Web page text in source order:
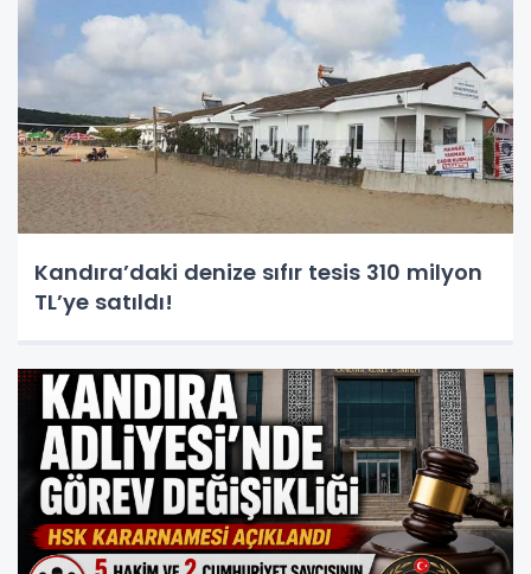
Kandıra’daki denize sıfır tesis 310 milyon
TL’ye satıldı!